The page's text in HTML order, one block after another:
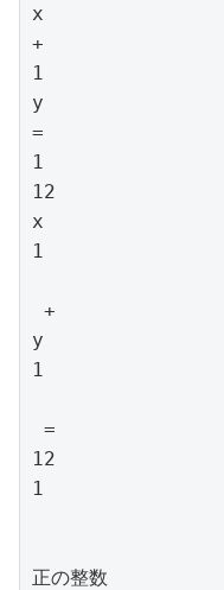
x
+
1
y
=
1
12
x
1
+
y
1
=
12
1
正の整数